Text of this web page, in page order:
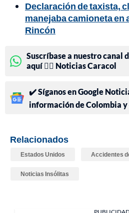
Declaración de taxista,
manejaba camioneta en
Rincón
Suscríbase a nuestro canal
aquí 👉🏻 Noticias Caracol
✔️ Síganos en Google
información de Colombia y
Relacionados
Estados Unidos Accidentes
Noticias Insólitas